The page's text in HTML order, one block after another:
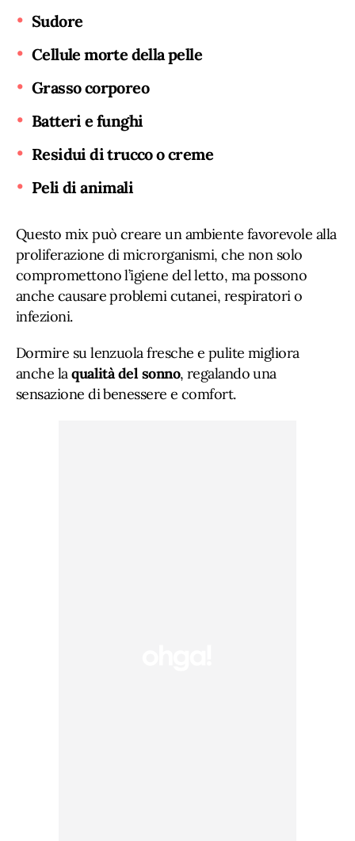
Sudore
Cellule morte della pelle
Grasso corporeo
Batteri e funghi
Residui di trucco o creme
Peli di animali
Questo mix può creare un ambiente favorevole alla
proliferazione di microrganismi, che non solo
compromettono l’igiene del letto, ma possono
anche causare problemi cutanei, respiratori o
infezioni.
Dormire su lenzuola fresche e pulite migliora
anche laqualità del sonno, regalando una
sensazione di benessere e comfort.